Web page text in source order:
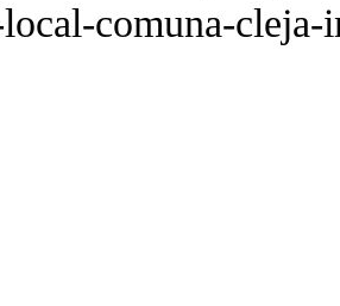
comuna-cleja-